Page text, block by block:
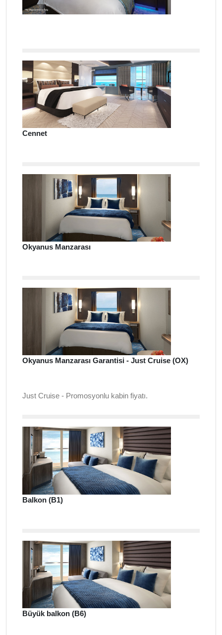
Cennet
Okyanus Manzarası
Okyanus Manzarası Garantisi - Just Cruise (OX)
Just Cruise - Promosyonlu kabin fiyatı.
Balkon (B1)
Büyük balkon (B6)